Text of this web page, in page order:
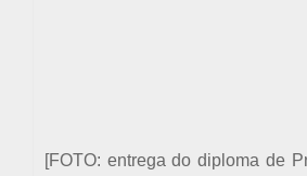
[FOTO: entrega do diploma de